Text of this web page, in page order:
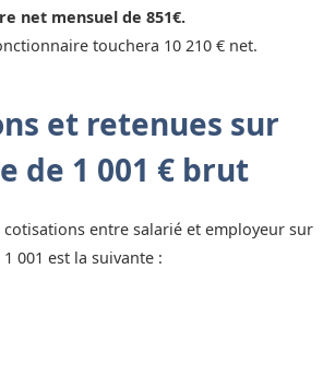
net mensuel de 851€.
touchera 10 210 € net.
et retenues sur
de 1 001 € brut
entre salarié et employeur sur
001 est la suivante :